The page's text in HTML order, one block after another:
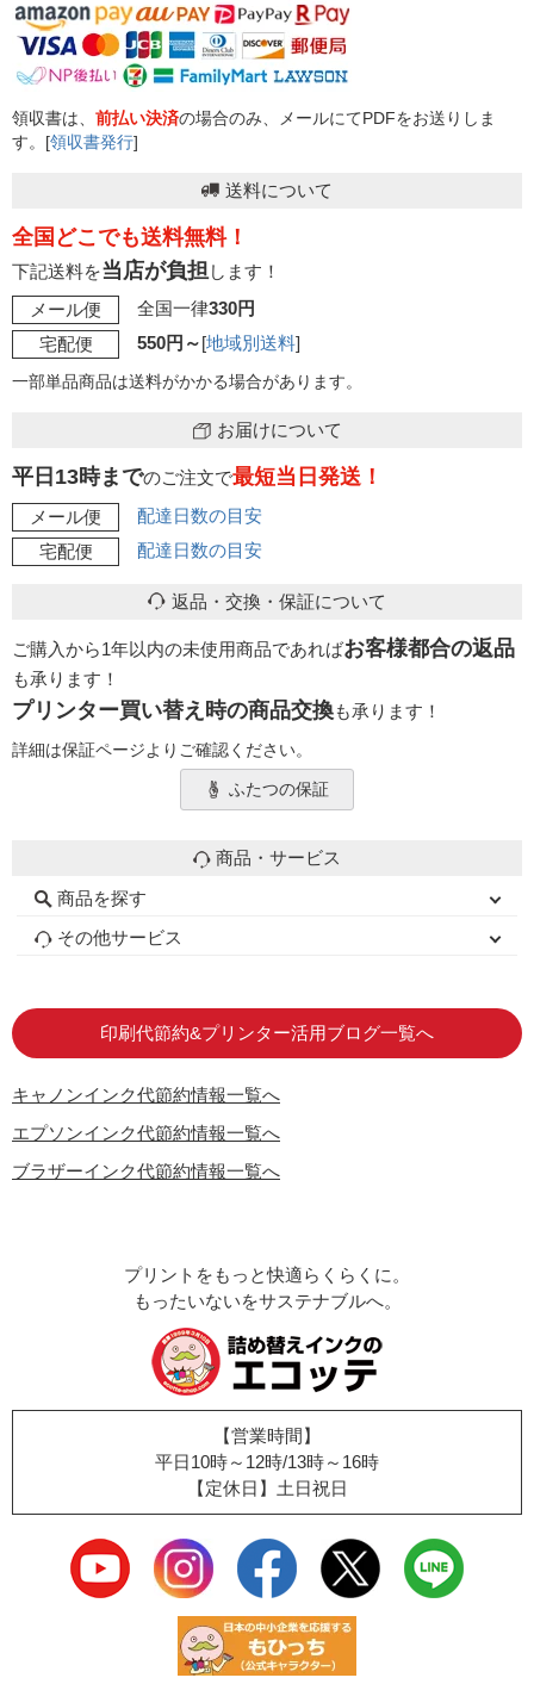
領収書は、 前払い決済の場合のみ、メールにてPDFをお送りしま
す。[領収書発行]
送料について
全国どこでも送料無料！
下記送料を当店が負担 します！
メール便
全国一律330円
宅配便
550円～[地域別送料]
一部単品商品は送料がかかる場合があります。
お届けについて
平日13時までのご注文で最短当日発送！
メール便
配達日数の目安
宅配便
配達日数の目安
返品・交換・保証について
ご購入から1年以内の未使用商品であればお客様都合の返品
も承ります！
プリンター買い替え時の商品交換も承ります！
詳細は保証ページよりご確認ください。
ふたつの保証
商品・サービス
商品を探す
初心者用セット
キャノンインク
エプソンインク
ブラザーインク
詰め替えインク
互換インクボトル
互換インクカートリッジ
再生インクカートリッジ
トナーカートリッジ
その他サービス
印刷代節約&プリンター活用ブログ一覧へ
キャノンインク代節約情報一覧へ
エプソンインク代節約情報一覧へ
ブラザーインク代節約情報一覧へ
プリントをもっと快適らくらくに。
もったいないをサステナブルへ。
【営業時間】
平日10時～12時/13時～16時
【定休日】土日祝日